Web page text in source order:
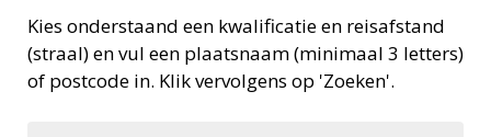
Kies onderstaand een kwalificatie en reisafstand
(straal) en vul een plaatsnaam (minimaal 3 letters)
of postcode in. Klik vervolgens op 'Zoeken'.